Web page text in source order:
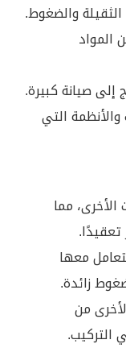
الثقيلة والضغوط.
المواد
إلى صيانة كبيرة.
التي
الأخرى، مما
تعقيدًا.
معها
زائدة.
من
التركيب.